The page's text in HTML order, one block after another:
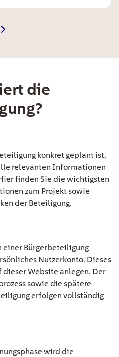
die
konkret geplant ist,
relevanten Informationen
finden Sie die wichtigsten
zum Projekt sowie
der Beteiligung.
einer Bürgerbeteiligung
Nutzerkonto. Dieses
dieser Website anlegen. Der
sowie die spätere
erfolgen vollständig
wird die